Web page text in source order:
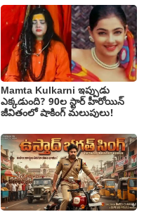
Mamta Kulkarni ఇప్పుడు
ఎక్కడుంది? 90ల స్టార్ హీరోయిన్
జీవితంలో షాకింగ్ మలుపులు!